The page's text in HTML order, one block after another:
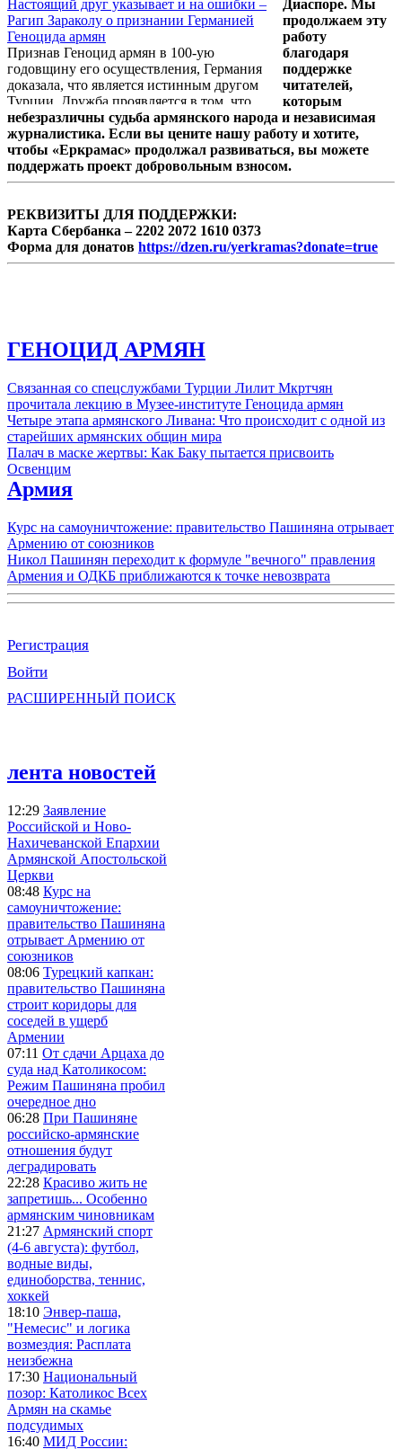
реставрационным отделом Матенадарана
Гаяне Элиазян.
Настоящий друг указывает и на ошибки –
Рагип Зараколу о признании Германией
Геноцида армян
Признав Геноцид армян в 100-ую
годовщину его осуществления, Германия
доказала, что является истинным другом
Турции. Дружба проявляется в том, что
иногда указываешь другу на его ошибки.
Об этом в статье, опубликованной в
издании Evrensel, пишет турецкий
интеллигент, издатель Рагип Зараколу.
Статью представляем с некоторыми
Диаспоре. Мы
продолжаем эту
работу
благодаря
поддержке
читателей,
которым
небезразличны судьба армянского народа и независимая
журналистика. Если вы цените нашу работу и хотите,
чтобы «Еркрамас» продолжал развиваться, вы можете
поддержать проект добровольным взносом.
РЕКВИЗИТЫ ДЛЯ ПОДДЕРЖКИ:
Карта Сбербанка – 2202 2072 1610 0373
Форма для донатов https://dzen.ru/yerkramas?donate=true
ГЕНОЦИД АРМЯН
Связанная со спецслужбами Турции Лилит Мкртчян
прочитала лекцию в Музее-институте Геноцида армян
Четыре этапа армянского Ливана: Что происходит с одной из
старейших армянских общин мира
Палач в маске жертвы: Как Баку пытается присвоить
Освенцим
Армия
Курс на самоуничтожение: правительство Пашиняна отрывает
Армению от союзников
Никол Пашинян переходит к формуле "вечного" правления
Армения и ОДКБ приближаются к точке невозврата
Регистрация
Войти
РАСШИРЕННЫЙ ПОИСК
лента новостей
12:29 Заявление
Российской и Ново-
Нахичеванской Епархии
Армянской Апостольской
Церкви
08:48 Курс на
самоуничтожение:
правительство Пашиняна
отрывает Армению от
союзников
08:06 Турецкий капкан:
правительство Пашиняна
строит коридоры для
соседей в ущерб
Армении
07:11 От сдачи Арцаха до
суда над Католикосом:
Режим Пашиняна пробил
очередное дно
06:28 При Пашиняне
российско-армянские
отношения будут
деградировать
22:28 Красиво жить не
запретишь... Особенно
армянским чиновникам
21:27 Армянский спорт
(4-6 августа): футбол,
водные виды,
единоборства, теннис,
хоккей
18:10 Энвер-паша,
"Немесис" и логика
возмездия: Расплата
неизбежна
17:30 Национальный
позор: Католикос Всех
Армян на скамье
подсудимых
16:40 МИД России: